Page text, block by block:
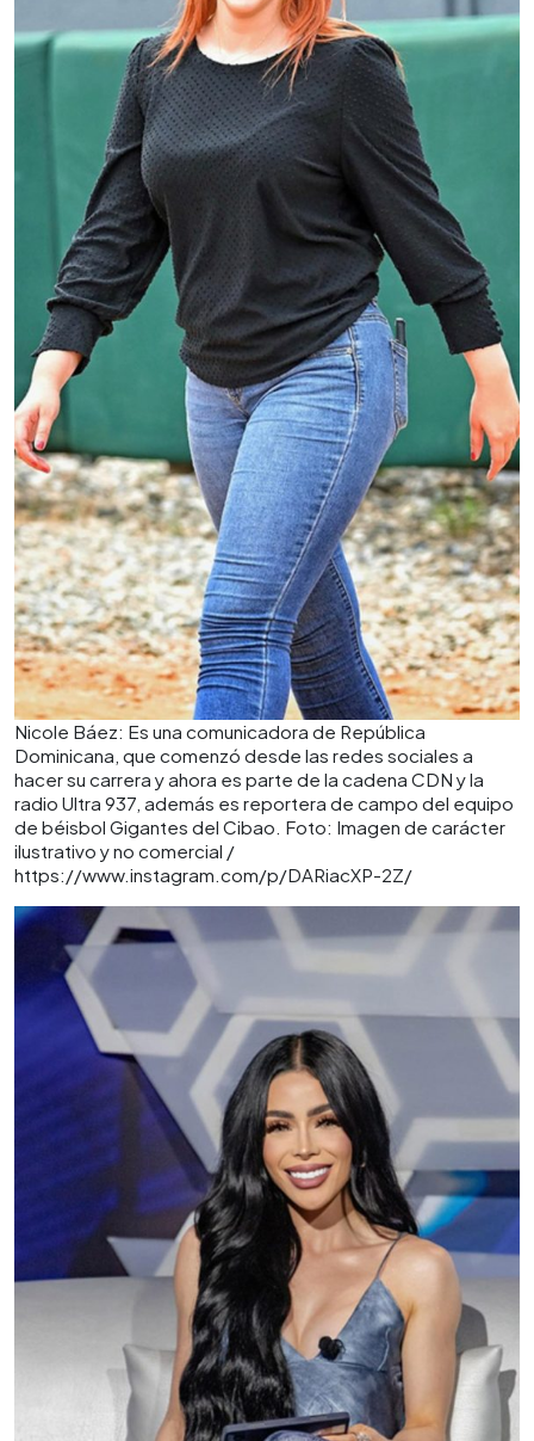
Nicole Báez: Es una comunicadora de República
Dominicana, que comenzó desde las redes sociales a
hacer su carrera y ahora es parte de la cadena CDN y la
radio Ultra 937, además es reportera de campo del equipo
de béisbol Gigantes del Cibao. Foto: Imagen de carácter
ilustrativo y no comercial /
https://www.instagram.com/p/DARiacXP-2Z/